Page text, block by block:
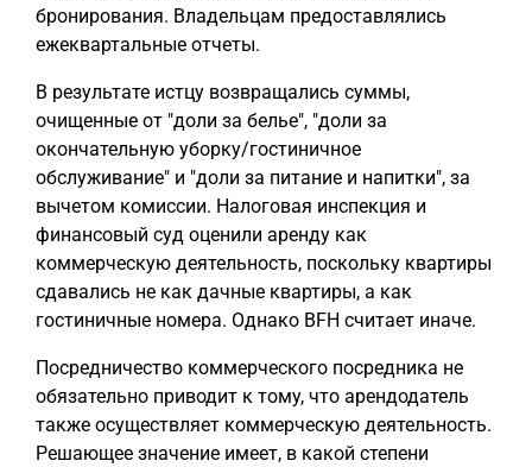
бронирования. Владельцам предоставлялись
ежеквартальные отчеты.
В результате истцу возвращались суммы,
очищенные от "доли за белье", "доли за
окончательную уборку/гостиничное
обслуживание" и "доли за питание и напитки", за
вычетом комиссии. Налоговая инспекция и
финансовый суд оценили аренду как
коммерческую деятельность, поскольку квартиры
сдавались не как дачные квартиры, а как
гостиничные номера. Однако BFH считает иначе.
Посредничество коммерческого посредника не
обязательно приводит к тому, что арендодатель
также осуществляет коммерческую деятельность.
Решающее значение имеет, в какой степени